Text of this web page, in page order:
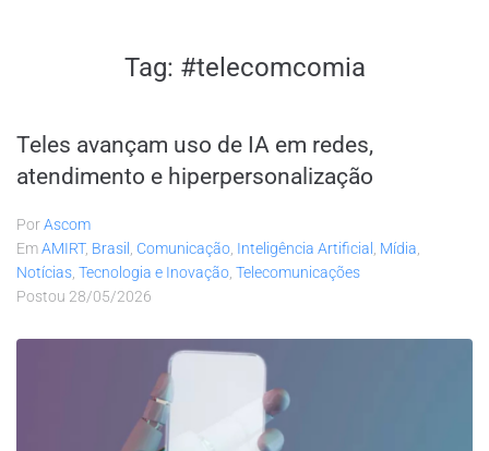
Tag: #telecomcomia
Teles avançam uso de IA em redes,
atendimento e hiperpersonalização
PorAscom
EmAMIRT, Brasil Comunicação Inteligência Artificial Mídia
Notícias Tecnologia e Inovação Telecomunicações
Postou 28/05/2026